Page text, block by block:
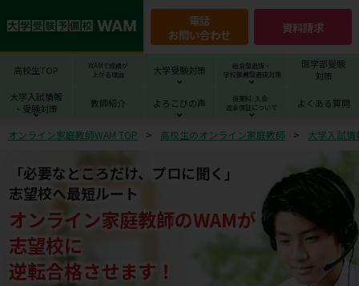
電話
お問い合わせ
資料請求
高校生TOP
WAMで成績が
上がる理由
大学受験対策
総合型選抜・
学校推薦型選抜対策
医学部受験
対策
大学入試情報
・受験対策
教師紹介 よろこびの声
授業料･入会･
返金保証について
よくある質問
オンライン家庭教師WAM TOP 高校生のオンライン家庭教師 大学入試
「必要なところだけ、プロに聞く」
志望校へ最短ルート
オンライン家庭教師のWAMが
志望校に
逆転合格させます！